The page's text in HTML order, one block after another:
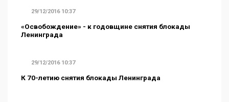
29/12/2016 10:37
«Освобождение» - к годовщине снятия блокады
Ленинграда
29/12/2016 10:37
К 70-летию снятия блокады Ленинграда